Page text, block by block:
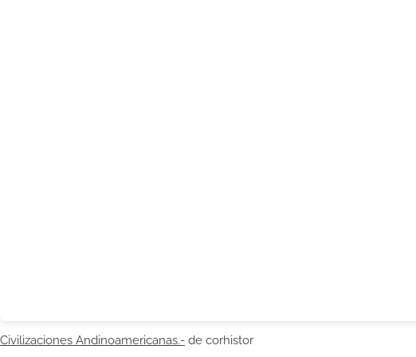
Civilizaciones Andinoamericanas.- de corhistor